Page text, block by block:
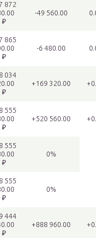
872
₽
-49 560.00
865
₽
-6 480.00
034
₽
+169 320.00
555
₽
+520 560.00
555
₽
0%
555
₽
0%
444
₽
+888 960.00